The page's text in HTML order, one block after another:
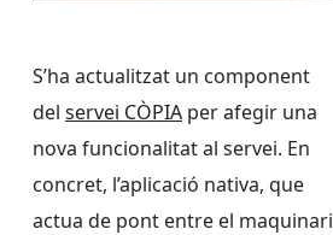
S’ha actualitzat un component
del servei CÒPIA per afegir una
nova funcionalitat al servei. En
concret, l’aplicació nativa, que
actua de pont entre el maquinari